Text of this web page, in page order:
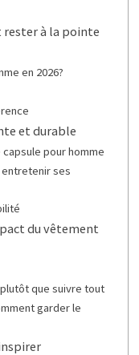
rester à la pointe
en 2026?
et durable
pour homme
ses
du vêtement
que suivre tout
garder le